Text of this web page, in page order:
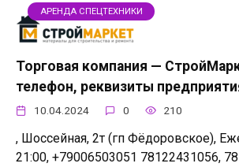
АРЕНДА СПЕЦТЕХНИКИ
Торговая компания —
телефон, реквизиты
10.04.2024 0 210
, Шоссейная, 2т (гп Фёдоровское),
21:00, +79006503051 78122431056,